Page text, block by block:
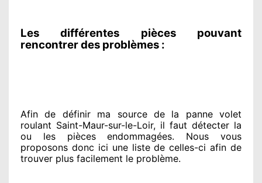
Les différentes pièces pouvant
rencontrer des problèmes :
Afin de définir ma sourcede la panne volet
roulant Saint-Maur-sur-le-Loir, il faut détecter la
ou les pièces endommagées. Nous vous
proposons donc ici une liste de celles-ci afin de
trouver plus facilement le problème.